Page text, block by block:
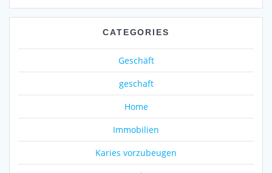
CATEGORIES
Geschäft
geschaft
Home
Immobilien
Karies vorzubeugen